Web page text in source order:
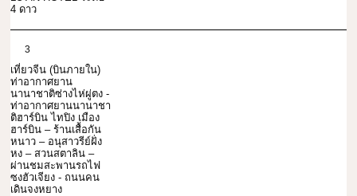
4 ดาว
3
เที่ยวจีน (บินภายใน)
ท่าอากาศยาน
นานาชาติซ่างไห่ผู่ตง -
ท่าอากาศยานนานาชา
ติฮาร์บิน ไทปิง เมือง
ฮาร์บิน – ร้านเสื้อกัน
หนาว – อนุสาวรีย์ฝั่ง
หง – สวนสตาลิน –
ผ่านชมสะพานรถไฟ
ซงฮัวเจียง - ถนนคน
เดินจงหยาง